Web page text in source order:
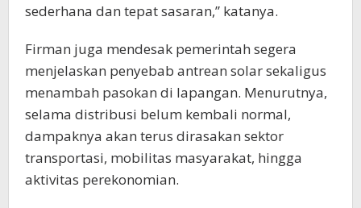
sederhana dan tepat sasaran,” katanya.
Firman juga mendesak pemerintah segera
menjelaskan penyebab antrean solar sekaligus
menambah pasokan di lapangan. Menurutnya,
selama distribusi belum kembali normal,
dampaknya akan terus dirasakan sektor
transportasi, mobilitas masyarakat, hingga
aktivitas perekonomian.